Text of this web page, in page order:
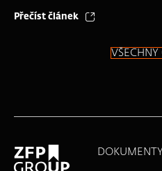
Přečíst článek
VŠECHNY
DOKUMENTY